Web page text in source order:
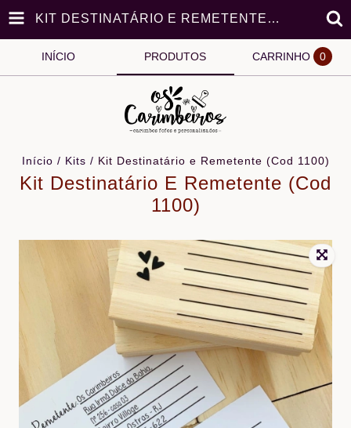
KIT DESTINATÁRIO E REMETENTE (COD 1100)
INÍCIO PRODUTOS CARRINHO 0
Início / Kits / Kit Destinatário e Remetente (Cod 1100)
Kit Destinatário E Remetente (Cod
1100)